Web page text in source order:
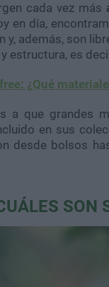
cada vez más
en día,
además, son
estructura, es
¿Qué
a que grandes
en sus
desde bolsos
SON